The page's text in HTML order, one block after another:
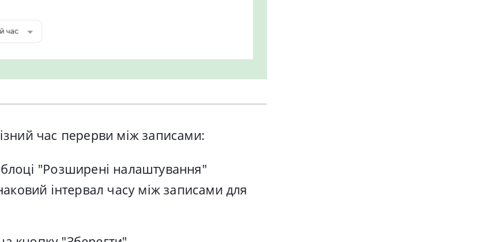
час перерви між записами:
"Розширені налаштування"
інтервал часу між записами для